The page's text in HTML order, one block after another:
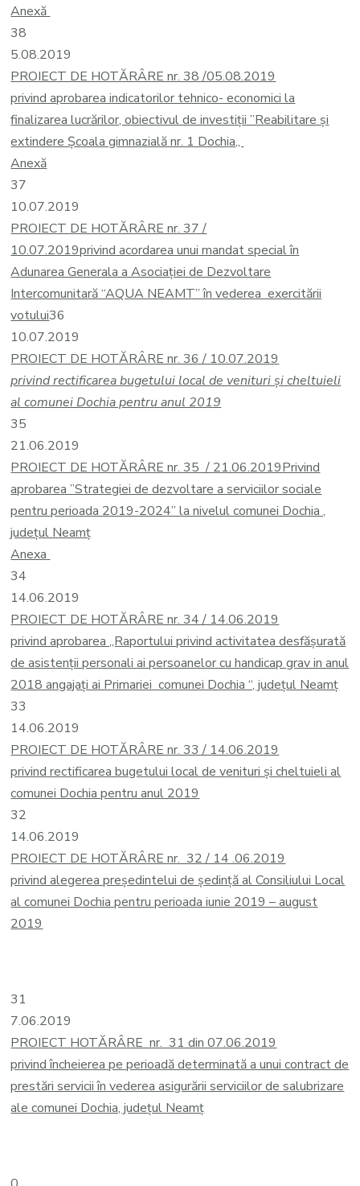
Anexă
38
5.08.2019
PROIECT DE HOTĂRÂRE nr. 38 /05.08.2019
privind aprobarea indicatorilor tehnico- economici la
finalizarea lucrărilor, obiectivul de investiții ”Reabilitare și
extindere Școala gimnazială nr. 1 Dochia„
Anexă
37
10.07.2019
PROIECT DE HOTĂRÂRE nr. 37 /
10.07.2019privind acordarea unui mandat special în
Adunarea Generala a Asociației de Dezvoltare
Intercomunitară “AQUA NEAMT” în vederea exercitării
votului36
10.07.2019
PROIECT DE HOTĂRÂRE nr. 36 / 10.07.2019
privind rectificarea bugetului local de venituri și cheltuieli
al comunei Dochia pentru anul 2019
35
21.06.2019
PROIECT DE HOTĂRÂRE nr. 35 / 21.06.2019Privind
aprobarea ”Strategiei de dezvoltare a serviciilor sociale
pentru perioada 2019-2024” la nivelul comunei Dochia ,
judeţul Neamț
Anexa
34
14.06.2019
PROIECT DE HOTĂRÂRE nr. 34 / 14.06.2019
privind aprobarea „Raportului privind activitatea desfăşurată
de asistenţii personali ai persoanelor cu handicap grav in anul
2018 angajaţi ai Primariei comunei Dochia “, judeţul Neamț
33
14.06.2019
PROIECT DE HOTĂRÂRE nr. 33 / 14.06.2019
privind rectificarea bugetului local de venituri și cheltuieli al
comunei Dochia pentru anul 2019
32
14.06.2019
PROIECT DE HOTĂRÂRE nr. 32 / 14 .06.2019
privind alegerea președintelui de ședință al Consiliului Local
al comunei Dochia pentru perioada iunie 2019 – august
2019
31
7.06.2019
PROIECT HOTĂRÂRE nr. 31 din 07.06.2019
privind încheierea pe perioadă determinată a unui contract de
prestări servicii în vederea asigurării serviciilor de salubrizare
ale comunei Dochia, județul Neamț